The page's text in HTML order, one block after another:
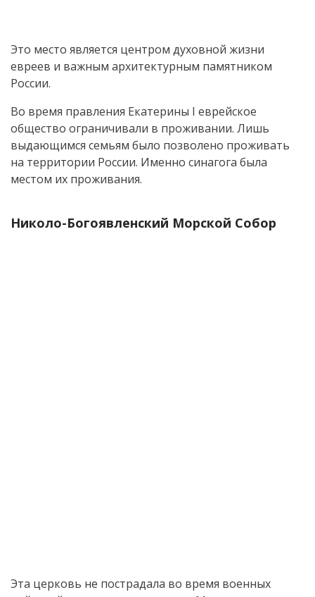
Это место является центром духовной жизни
евреев и важным архитектурным памятником
России.
Во время правления Екатерины I еврейское
общество ограничивали в проживании. Лишь
выдающимся семьям было позволено проживать
на территории России. Именно синагога была
местом их проживания.
Николо-Богоявленский Морской Собор
Эта церковь не пострадала во время военных